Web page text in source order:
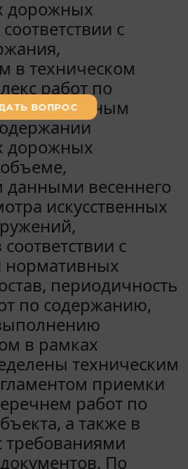
дорожных
с
в техническом
работ по
дорожных
весеннего
искусственных
с
нормативных
периодичность
по содержанию,
в рамках
техническим
приемки
работ по
а также в
требованиями
По